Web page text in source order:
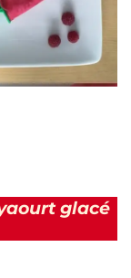
glacé